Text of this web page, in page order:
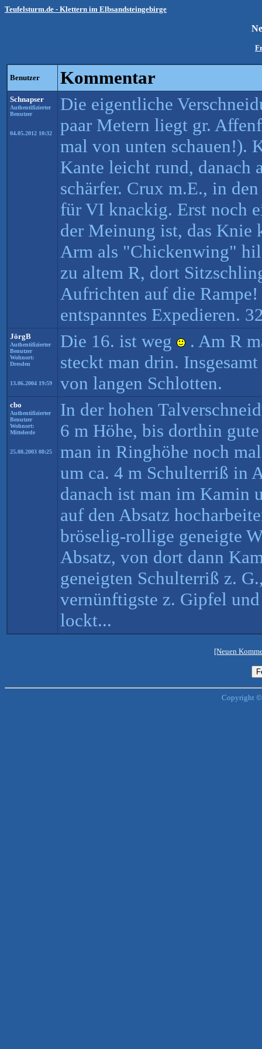
Teufelsturm.de - Klettern im Elbsandsteingebirge
Benutzer Kommentar
Schnapser
Authentifizierter
Benutzer
04.05.2012 10:32
Die eigentliche
paar Metern liegt gr.
mal von unten schauen!).
Kante leicht rund, danach
schärfer. Crux m.E., in
für VI knackig. Erst noch
der Meinung ist, das Knie
Arm als "Chickenwing"
zu altem R, dort
Aufrichten auf die Rampe!
entspanntes Expedieren.
JörgB
Authentifizierter
Benutzer
Wohnort:
Dresden
13.06.2004 19:59
Die 16. ist weg
. Am R
steckt man drin.
von langen Schlotten.
cbo
Authentifizierter
Benutzer
Wohnort:
Mittelerde
25.08.2003 08:25
In der hohen
6 m Höhe, bis dorthin
man in Ringhöhe noch
um ca. 4 m Schulterriß in
danach ist man im Kamin
auf den Absatz
bröselig-rollige geneigte
Absatz, von dort dann
geneigten Schulterriß z.
vernünftigste z. Gipfel
lockt...
[Neuen
Copyright ©